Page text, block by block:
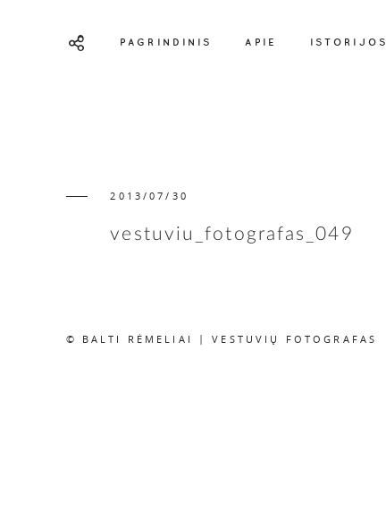
PAGRINDINIS APIE ISTORIJOS
2013/07/30
vestuviu_fotografas_049
© BALTI RĖMELIAI | VESTUVIŲ FOTOGRAFAS